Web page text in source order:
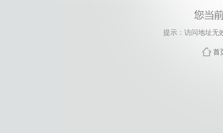
提示：访问地址无
首